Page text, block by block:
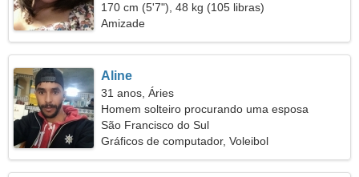
170 cm (5'7"), 48 kg (105 libras)
Amizade
Aline
31 anos, Áries
Homem solteiro procurando uma esposa
São Francisco do Sul
Gráficos de computador, Voleibol